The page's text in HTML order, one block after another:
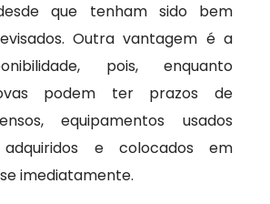
que tenham sido bem
Outra vantagem é a
pois, enquanto
podem ter prazos de
equipamentos usados
e colocados em
imediatamente.